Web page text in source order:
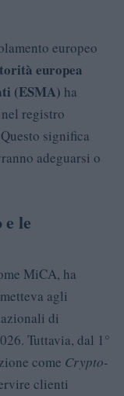
europeo
europea
(ESMA) ha
registro
significa
adeguarsi o
le
MiCA, ha
agli
di
Tuttavia, dal 1°
come Crypto-
clienti